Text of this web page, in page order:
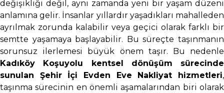
değişikliği değil, aynı zamanda yeni bir yaşam düzeni
anlamına gelir. İnsanlar yıllardır yaşadıkları mahalleden
ayrılmak zorunda kalabilir veya geçici olarak farklı bir
semtte yaşamaya başlayabilir. Bu süreçte taşınmanın
sorunsuz ilerlemesi büyük önem taşır. Bu nedenle
Kadıköy Koşuyolu kentsel dönüşüm sürecinde
sunulan Şehir İçi Evden Eve Nakliyat hizmetleri,
taşınma sürecinin en önemli aşamalarından biri olarak